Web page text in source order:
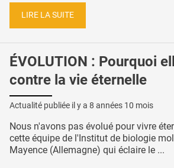
LIRE LA SUITE
ÉVOLUTION : Pourquoi
contre la vie éternelle
Actualité publiée il y a 8 années 10 mois
Nous n'avons pas évolué pour vivre
cette équipe de l'Institut de biologie
Mayence (Allemagne) qui éclaire le ...